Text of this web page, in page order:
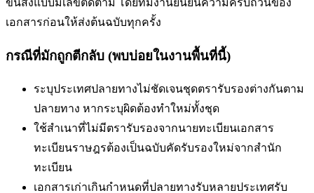
ขนส่งแบบมีเลขติดตาม โดยทีมงานยืนยันความครบถ้วนของ
เอกสารก่อนให้ส่งต้นฉบับทุกครั้ง
กรณีที่มักถูกตีกลับ (พบบ่อยในงานพื้นที่นี้)
ระบุประเทศปลายทางไม่ชัดเจนชุดตรารับรองต่างกันตาม
ปลายทาง หากระบุผิดต้องทำใหม่ทั้งชุด
ใช้สำเนาที่ไม่มีตรารับรองจากนายทะเบียนเอกสาร
ทะเบียนราษฎรต้องเป็นฉบับคัดรับรองใหม่จากสำนัก
ทะเบียน
เอกสารเก่าเกินกำหนดที่ปลายทางรับหลายประเทศรับ